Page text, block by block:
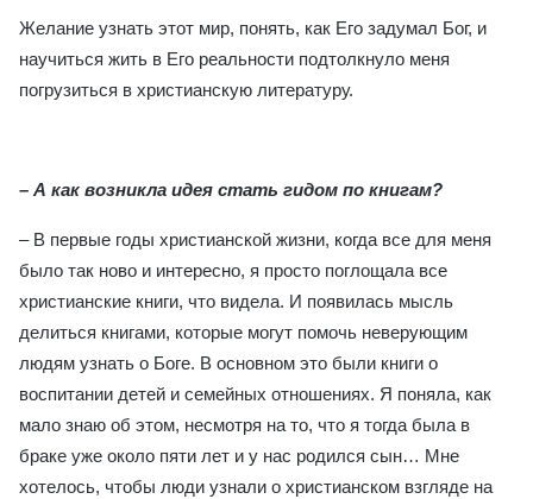
Желание узнать этот мир, понять, как Его задумал Бог, и
научиться жить в Его реальности подтолкнуло меня
погрузиться в христианскую литературу.
– А как возникла идея стать гидом по книгам?
– В первые годы христианской жизни, когда все для меня
было так ново и интересно, я просто поглощала все
христианские книги, что видела. И появилась мысль
делиться книгами, которые могут помочь неверующим
людям узнать о Боге. В основном это были книги о
воспитании детей и семейных отношениях. Я поняла, как
мало знаю об этом, несмотря на то, что я тогда была в
браке уже около пяти лет и у нас родился сын… Мне
хотелось, чтобы люди узнали о христианском взгляде на